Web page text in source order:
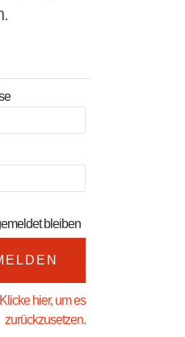
bleiben
Klicke hier, um es
zurückzusetzen.